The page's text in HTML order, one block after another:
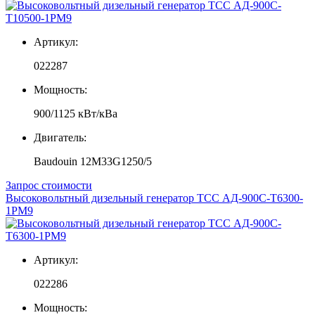
Артикул:
022287
Мощность:
900/1125 кВт/кВа
Двигатель:
Baudouin 12M33G1250/5
Запрос стоимости
Высоковольтный дизельный генератор ТСС АД-900С-Т6300-
1РМ9
Артикул:
022286
Мощность: